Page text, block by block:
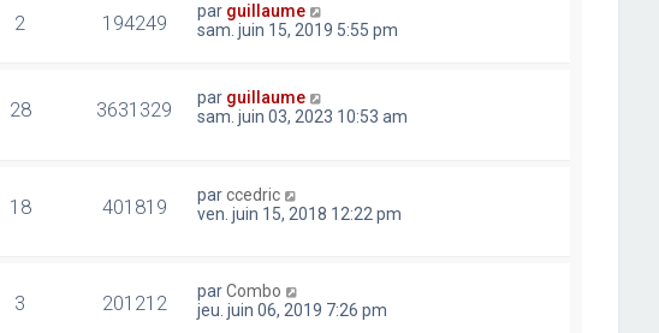
2 194249 par guillaume
sam. juin 15, 2019 5:55 pm
28 3631329 par guillaume
sam. juin 03, 2023 10:53 am
18 401819 parccedric
ven. juin 15, 2018 12:22 pm
3 201212 parCombo
jeu. juin 06, 2019 7:26 pm